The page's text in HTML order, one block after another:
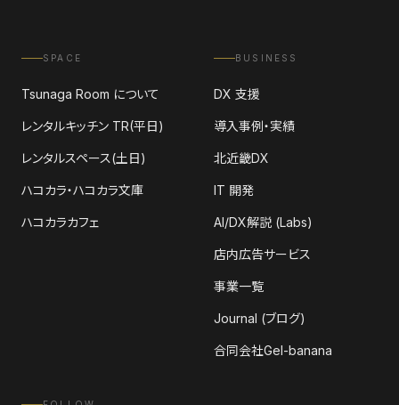
SPACE
Tsunaga Room について
レンタルキッチン TR(平日)
レンタルスペース(土日)
ハコカラ・ハコカラ文庫
ハコカラカフェ
BUSINESS
DX 支援
導入事例・実績
北近畿DX
IT 開発
AI/DX解説 (Labs)
店内広告サービス
事業一覧
Journal (ブログ)
合同会社Gel-banana